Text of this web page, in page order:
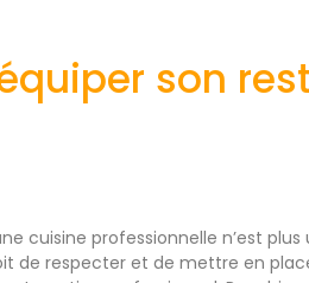
son
cuisine professionnelle n’est
de respecter et de mettre en